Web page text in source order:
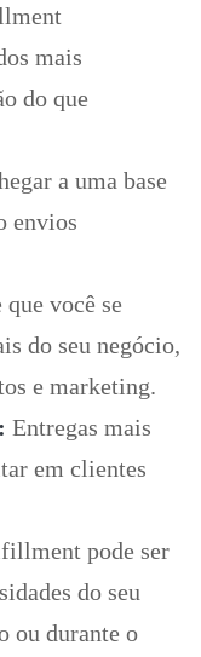
mais
do que
a uma base
envios
você se
do seu negócio,
e marketing.
Entregas mais
em clientes
pode ser
do seu
ou durante o